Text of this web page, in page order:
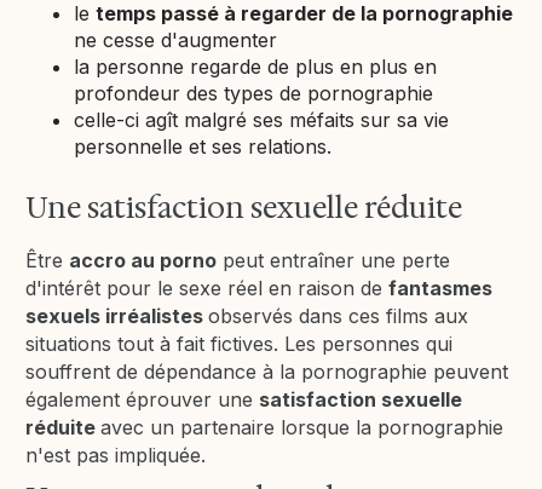
letemps passé à regarder de la pornographie
ne cesse d'augmenter
la personne regarde de plus en plus en
profondeur des types de pornographie
celle-ci agît malgré ses méfaits sur sa vie
personnelle et ses relations.
Une satisfaction sexuelle réduite
Être accro au porno peut entraîner une perte
d'intérêt pour le sexe réel en raison defantasmes
sexuels irréalistesobservés dans ces films aux
situations tout à fait fictives. Les personnes qui
souffrent de dépendance à la pornographie peuvent
également éprouver une satisfaction sexuelle
réduiteavec un partenaire lorsque la pornographie
n'est pas impliquée.